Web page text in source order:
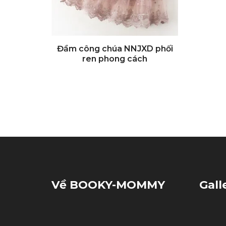
Đầm công chúa NNJXD phối
ren phong cách
Về BOOKY-MOMMY